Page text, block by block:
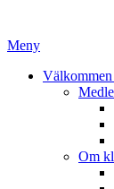
innehåll
Meny
Om